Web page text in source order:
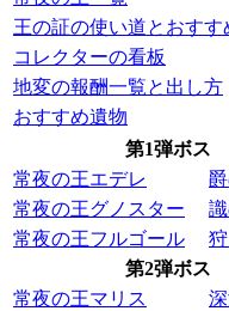
王の証の使い道とおすす
コレクターの看板
地変の報酬一覧と出し方
おすすめ遺物
第1弾ボス
常夜の王エデレ
常夜の王グノスター
常夜の王フルゴール
第2弾ボス
常夜の王マリス